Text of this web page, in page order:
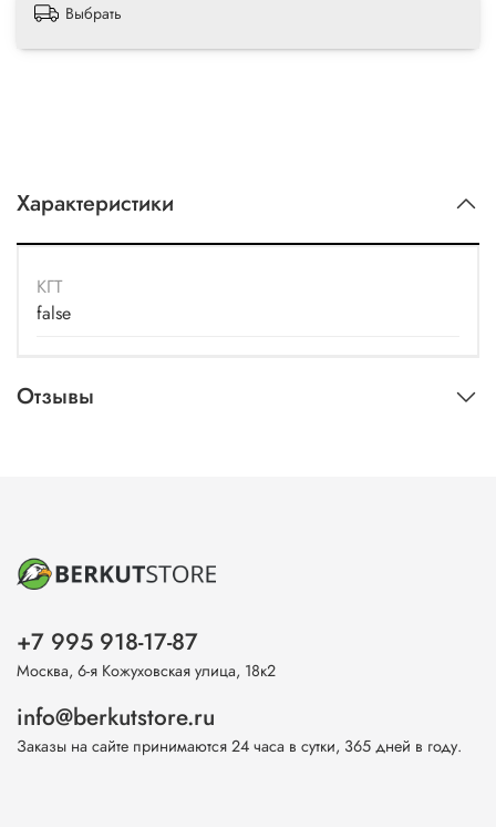
Выбрать
Характеристики
КГТ
false
Отзывы
+7 995 918-17-87
Москва, 6-я Кожуховская улица, 18к2
info@berkutstore.ru
Заказы на сайте принимаются 24 часа в сутки, 365 дней в году.